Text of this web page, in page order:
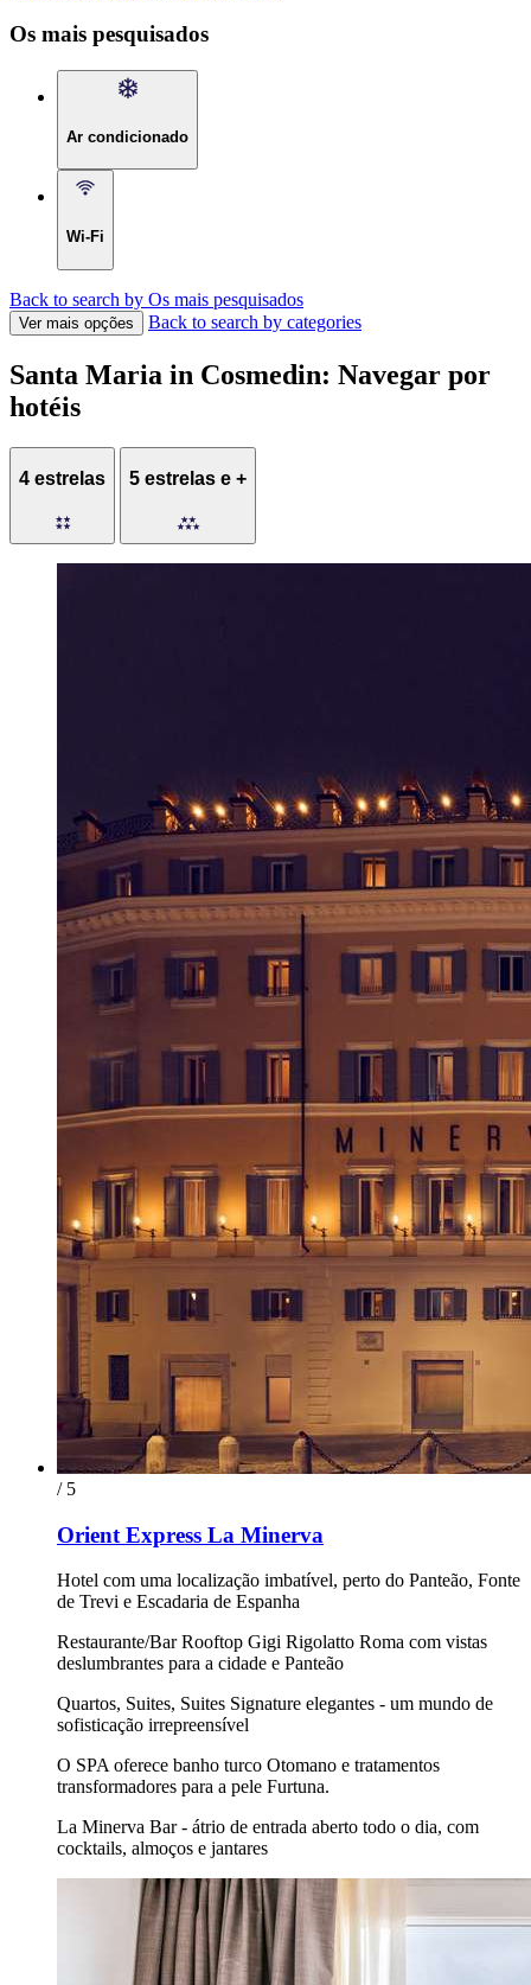
Os mais pesquisados
Ar condicionado
Wi-Fi
Back to search by Os mais pesquisados
Ver mais opções Back to search by categories
Santa Maria in Cosmedin: Navegar por
hotéis
4 estrelas 5 estrelas e +
/ 5
Orient Express La Minerva
Hotel com uma localização imbatível, perto do Panteão, Fonte
de Trevi e Escadaria de Espanha
Restaurante/Bar Rooftop Gigi Rigolatto Roma com vistas
deslumbrantes para a cidade e Panteão
Quartos, Suites, Suites Signature elegantes - um mundo de
sofisticação irrepreensível
O SPA oferece banho turco Otomano e tratamentos
transformadores para a pele Furtuna.
La Minerva Bar - átrio de entrada aberto todo o dia, com
cocktails, almoços e jantares